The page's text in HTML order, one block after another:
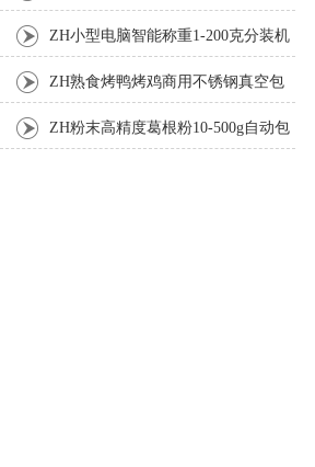
机厂家 ZH小型电脑智能称重1-200克分装机
ZH熟食烤鸭烤鸡商用不锈钢真空包
装机 ZH粉末高精度葛根粉10-500g自动包